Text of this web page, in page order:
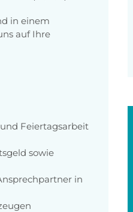
in einem
auf Ihre
Feiertagsarbeit
sowie
in